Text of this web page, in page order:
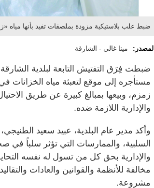
ضبط علب بلاستيكية مزودة بملصقات تفيد بأنها مياه
المصدر: مينا غالي - الشارقة
ضبطت فِرَق التفتيش التابعة لبلدية
مستأجره إلى موقع لتعبئة مياه الخزانات
زمزم، وبيعها بمبالغ كبيرة عن طريق
والإدارية اللازمة ضده.
وأكد مدير عام البلدية، عبيد سعيد
السلبية، والممارسات التي تؤثر سلباً في
والإدارية بحق كل من تسول له نفسه
مخالفة للأنظمة والقوانين والعادات
مشروعة.